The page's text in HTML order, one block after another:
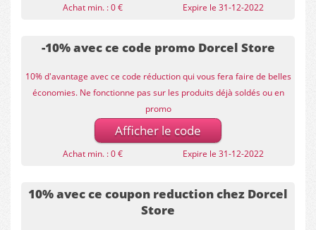
Achat min. : 0 € Expire le 31-12-2022
-10% avec ce code promo Dorcel Store
10% d'avantage avec ce code réduction qui vous fera faire de belles
économies. Ne fonctionne pas sur les produits déjà soldés ou en
promo
Afficher le code
Achat min. : 0 € Expire le 31-12-2022
10% avec ce coupon reduction chez Dorcel
Store